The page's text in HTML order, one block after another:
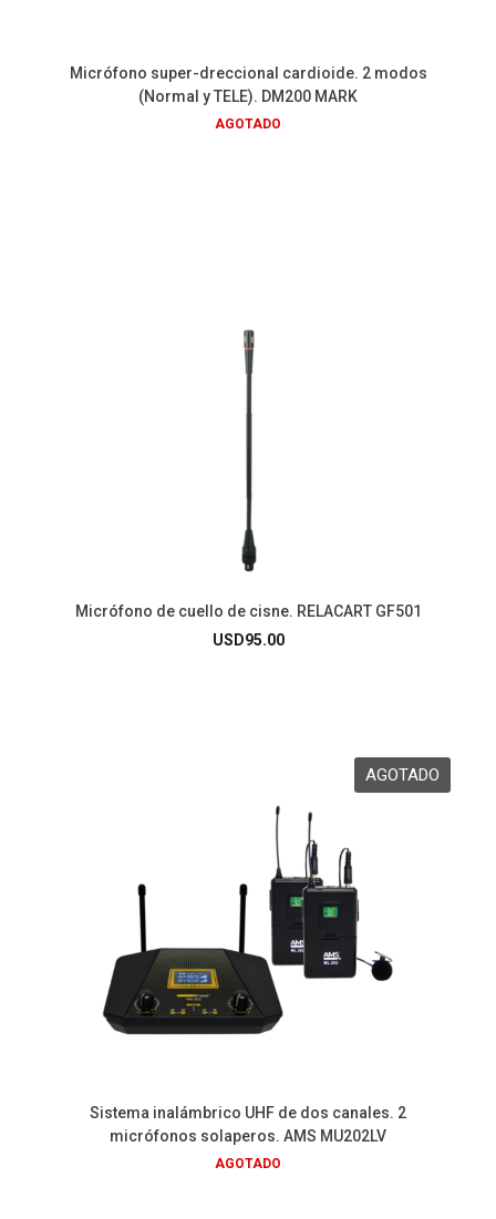
Micrófono super-dreccional cardioide. 2 modos
(Normal y TELE). DM200 MARK
AGOTADO
Micrófono de cuello de cisne. RELACART GF501
USD95.00
Sistema inalámbrico UHF de dos canales. 2
micrófonos solaperos. AMS MU202LV
AGOTADO